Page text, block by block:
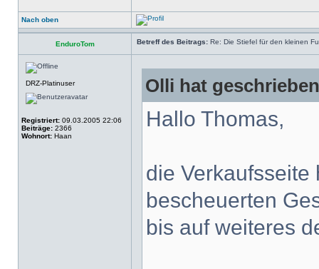
Nach oben
EnduroTom Betreff des Beitrags: Re: Die Stiefel für den kleinen
DRZ-Platinuser
Registriert: 09.03.2005 22:06
Beiträge: 2366
Wohnort: Haan
Olli hat
Hallo Thomas,
die
bescheuerten
bis auf weiteres